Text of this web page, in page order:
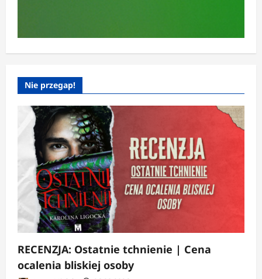
Nie przegap!
RECENZJA: Ostatnie tchnienie | Cena
ocalenia bliskiej osoby